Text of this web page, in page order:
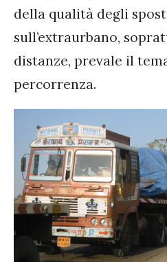
della qualità degli
sull’extraurbano,
distanze, prevale il
percorrenza.